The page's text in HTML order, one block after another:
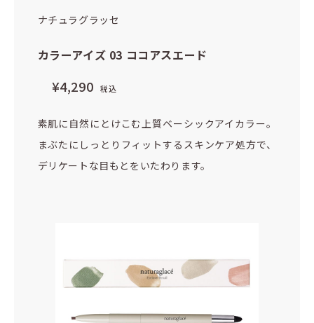
ナチュラグラッセ
カラーアイズ 03 ココアスエード
¥4,290 税込
素肌に自然にとけこむ上質ベーシックアイカラー。
まぶたにしっとりフィットするスキンケア処方で、
デリケートな目もとをいたわります。